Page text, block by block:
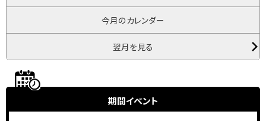
今月のカレンダー
翌月を見る
期間イベント